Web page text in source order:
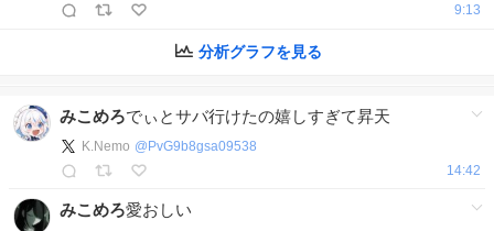
9:13
分析グラフを見る
みこめろでぃとサバ行けたの嬉しすぎて昇天
K.Nemo @ PvG9b8gsa09538
14:42
みこめろ愛おしい